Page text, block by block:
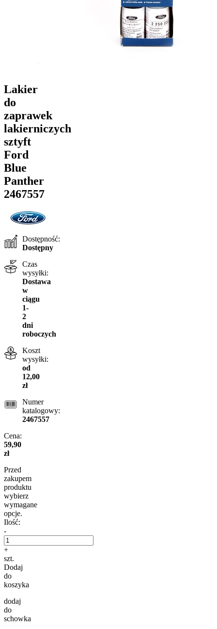
Lakier
do
zaprawek
lakierniczych
sztyft
Ford
Blue
Panther
2467557
Dostępność:
Dostępny
Czas
wysyłki:
Dostawa
w
ciągu
1-
2
dni
roboczych
Koszt
wysyłki:
od
12,00
zł
Numer
katalogowy:
2467557
Cena:
59,90
zł
Przed
zakupem
produktu
wybierz
wymagane
opcje.
Ilość:
-
+
szt.
Dodaj
do
koszyka
dodaj
do
schowka